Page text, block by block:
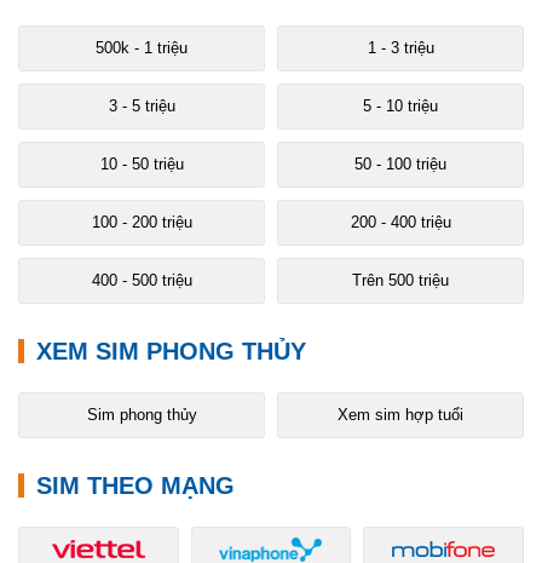
500k - 1 triệu 1 - 3 triệu
3 - 5 triệu 5 - 10 triệu
10 - 50 triệu 50 - 100 triệu
100 - 200 triệu 200 - 400 triệu
400 - 500 triệu Trên 500 triệu
XEM SIM PHONG THỦY
Sim phong thủy Xem sim hợp tuổi
SIM THEO MẠNG